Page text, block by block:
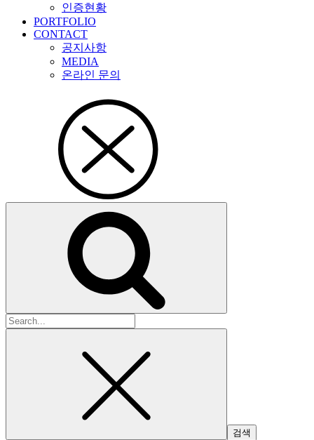
인증현황
PORTFOLIO
CONTACT
공지사항
MEDIA
온라인 문의
검
색: